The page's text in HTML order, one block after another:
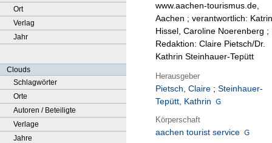
Ort
Verlag
Jahr
Clouds
Schlagwörter
Orte
Autoren / Beteiligte
Verlage
Jahre
www.aachen-tourismus.de,
Aachen ; verantwortlich: Katrin
Hissel, Caroline Noerenberg ;
Redaktion: Claire Pietsch/Dr.
Kathrin Steinhauer-Tepütt
Herausgeber
Pietsch, Claire ; Steinhauer-
Tepütt, Kathrin
Körperschaft
aachen tourist service